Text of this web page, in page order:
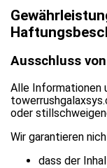
Ausschluss
Alle Informationen
oder
Wir garantieren
dass der